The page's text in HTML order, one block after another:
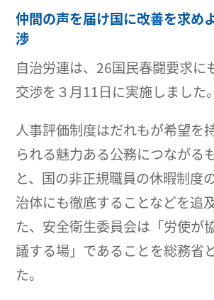
仲間の声を届け国に改善を求
渉
自治労連は、26国民春闘要求に
交渉を３月11日に実施しました。
人事評価制度はだれもが希望を
られる魅力ある公務につながる
と、国の非正規職員の休暇制度
治体にも徹底することなどを追
た、安全衛生委員会は「労使が
議する場」であることを総務省
た。